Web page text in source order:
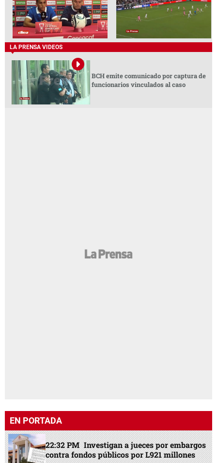
LA PRENSA VIDEOS
BCH emite comunicado por captura de
funcionarios vinculados al caso
EN PORTADA
22:32 PM Investigan a jueces por embargos
contra fondos públicos por L921 millones